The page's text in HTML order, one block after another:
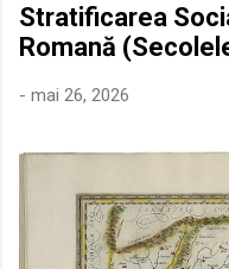
Stratificarea
Romană
- mai 26, 2026